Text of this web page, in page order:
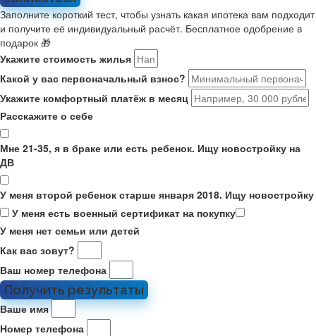
Заполните короткий тест, чтобы узнать какая ипотека вам подходит
и получите её индивидуальный расчёт. Бесплатное одобрение в
подарок 🎁
Укажите стоимость жилья
Какой у вас первоначальный взнос?
Укажите комфортный платёж в месяц
Расскажите о себе
Мне 21-35, я в браке или есть ребенок. Ищу новостройку на
ДВ
У меня второй ребенок старше января 2018. Ищу новостройку
У меня есть военный сертификат на покупку
У меня нет семьи или детей
Как вас зовут?
Ваш номер телефона
Получить результаты
Ваше имя
Номер телефона